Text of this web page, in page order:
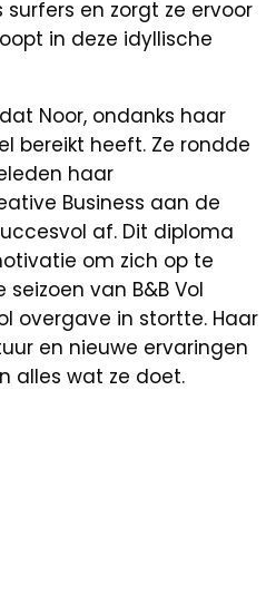
en zorgt ze ervoor
in deze idyllische
Noor, ondanks haar
bereikt heeft. Ze rondde
haar
Business aan de
af. Dit diploma
om zich op te
van B&B Vol
overgave in stortte. Haar
en nieuwe ervaringen
alles wat ze doet.